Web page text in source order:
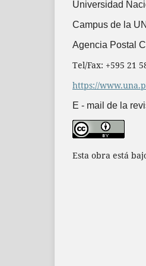
Universidad
Campus de la
Agencia Postal
Tel/Fax: +595 21
https://
E - mail de la
Esta obra está